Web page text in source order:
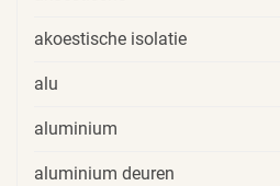
akoestische isolatie
alu
aluminium
aluminium deuren